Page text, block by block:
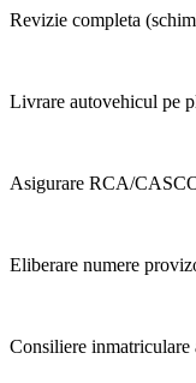
Revizie completa
Livrare autovehicul pe
Asigurare RCA/
Eliberare numere
Consiliere inmatriculare